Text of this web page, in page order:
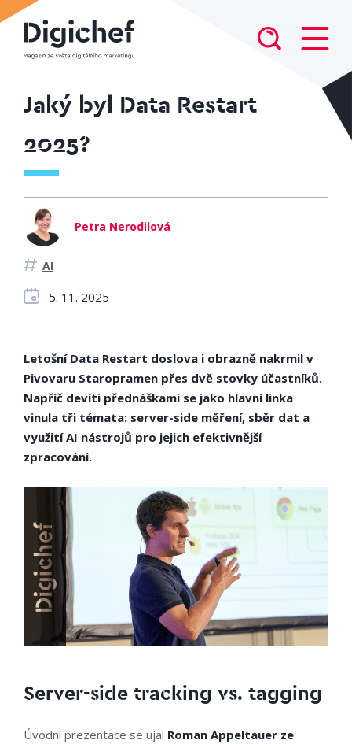
Jaký byl Data Restart
2025?
Petra Nerodilová
AI
5. 11. 2025
Letošní Data Restart doslova i obrazně nakrmil v
Pivovaru Staropramen přes dvě stovky účastníků.
Napříč devíti přednáškami se jako hlavní linka
vinula tři témata: server-side měření, sběr dat a
využití AI nástrojů pro jejich efektivnější
zpracování.
Server-side tracking vs. tagging
Úvodní prezentace se ujal Roman Appeltauer ze